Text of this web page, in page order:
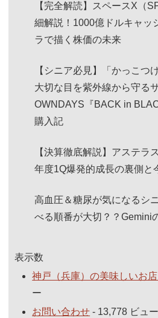
【完全解読】スペースX（
細解説！1000億ドルキャッ
ラで描く株価の未来
【シニア必見】「かっこつ
大切な目を紫外線から守る
OWNDAYS『BACK in
購入記
【決算徹底解説】アステラ
年度1Q爆発的成長の裏側と
高血圧＆糖尿が気になるシ
べる順番が大切？？Gemini
表示数
神戸（兵庫）の美味しいお
ー
お問い合わせ - 13,778 ビュー